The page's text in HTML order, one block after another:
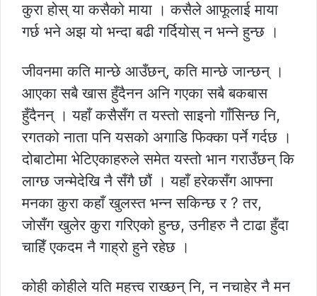
कुरा होस् या कसैको माया । कसैले आफूलाई माया
गर्छ भने अझ यो भन्दा बढी गर्दियोस् न भन्ने हुन्छ ।
जीवनमा कति मान्छे आउँछन्, कति मान्छे जान्छन् ।
आएका सबै खास हुँदैनन अनि गएका सबै बकबास
हुँदैनन् । यहाँ कसैसँग त यस्तो साइनो गाँसिन्छ नि,
रगतको नाता पनि यसको अगाडि फिक्का पर्ने गर्दछ ।
दोबाटोमा भेटिएकाहरुले समेत यस्तो भान गराउँछन् कि
लाग्छ जन्मेदेखि नै सँगै छौं । यहाँ हरेकसँग आफ्ना
मनका कुरा कहाँ खुलस्त भन्न सकिन्छ र ? तर,
जोसँग खुलेर कुरा गरिएको हुन्छ, उनीहरु नै टाढा हुँदा
चाहिँ एकदम नै गाह्रो हुने रहेछ ।
कोही कोहीले यति महत्त्व राख्छन् नि, न नचाहेर नै मन